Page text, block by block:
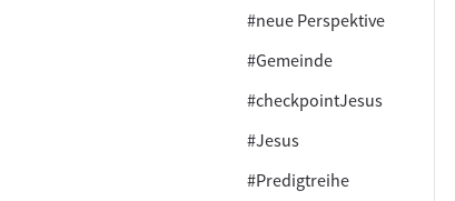
#neue Perspektive
#Gemeinde
#checkpointJesus
#Jesus
#Predigtreihe